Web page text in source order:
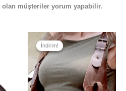
olan müşteriler yorum yapabilir.
İndirim!
İndirim!
Orijinal
fiyat:
₺3.990,00.
Şu
andaki
fiyat:
₺2.890,00.